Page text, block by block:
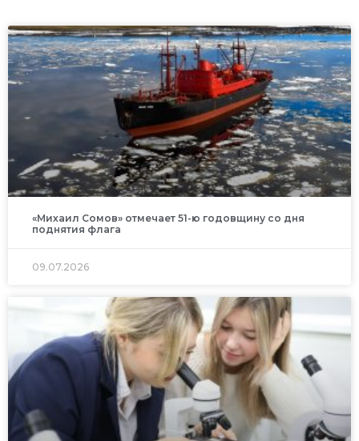
«Михаил Сомов» отмечает 51-ю годовщину со дня
поднятия флага
09.07.2026